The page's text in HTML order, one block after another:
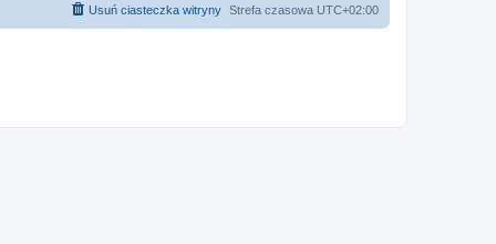
Strefa czasowa UTC+02:00
Usuń ciasteczka witryny